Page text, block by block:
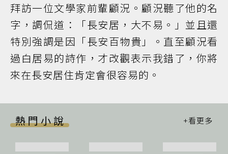
拜訪一位文學家前輩顧況。顧況聽了他的名
字，調侃道：「長安居，大不易。」並且還
特別強調是因「長安百物貴」。直至顧況看
過白居易的詩作，才改觀表示我錯了，你將
來在長安居住肯定會很容易的。
熱門小說